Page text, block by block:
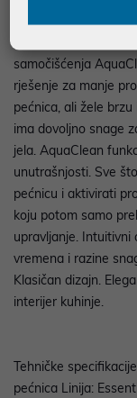
podgrijavanje,
samočišćenja
rješenje za manje
pećnica, ali žele
ima dovoljno snage
jela. AquaClean
unutrašnjosti. Sve
pećnicu i aktivirati
koju potom samo
upravljanje. Intuitivni
vremena i razine
Klasičan dizajn.
interijer kuhinje.
Tehničke
pećnica Linija: